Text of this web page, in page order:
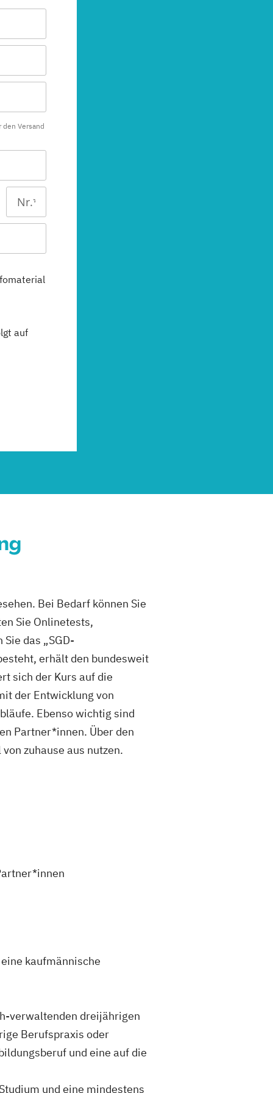
Versand
auf
Bei Bedarf können Sie
Sie Onlinetests,
das „SGD-
erhält den bundesweit
sich der Kurs auf die
der Entwicklung von
Ebenso wichtig sind
Partner*innen. Über den
zuhause aus nutzen.
kaufmännische
verwaltenden dreijährigen
Berufspraxis oder
und eine auf die
und eine mindestens